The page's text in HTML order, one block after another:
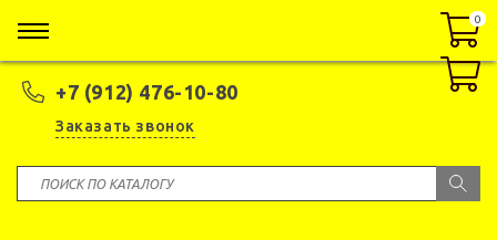
+7 (912) 476-10-80
Заказать звонок
0
0